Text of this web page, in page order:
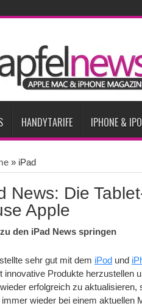
65 Prozent des globalen Premium-
zum Marktstart möglicherweise nur
lässt Verkauf faltbarer Smartphones
Diese 3 großen Upgrades bringt das
HANDYTARIFE IPHONE &
» iPad
News: Die
Apple
den iPad News springen
stellte sehr gut mit dem iPod und
innovative Produkte herzustellen
erfolgreich zu
wieder bei einem aktuellen